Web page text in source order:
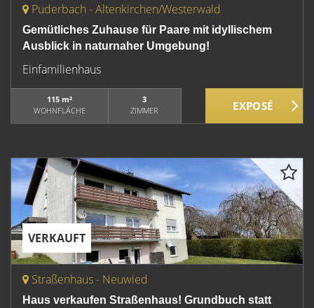
Puderbach - Altenkirchen/Westerwald
Gemütliches Zuhause für Paare mit idyllischem
Ausblick in naturnaher Umgebung!
Einfamilienhaus
115 m²
WOHNFLÄCHE
3
ZIMMER
VERKAUFT
Straßenhaus - Neuwied
Haus verkaufen Straßenhaus! Grundbuch statt